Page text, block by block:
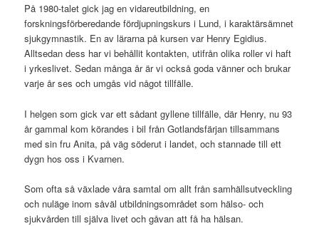
På 1980-talet gick jag en vidareutbildning, en
forskningsförberedande fördjupningskurs i Lund, i karaktärsämnet
sjukgymnastik. En av lärarna på kursen var Henry Egidius.
Alltsedan dess har vi behållit kontakten, utifrån olika roller vi haft
i yrkeslivet. Sedan många år är vi också goda vänner och brukar
varje år ses och umgås vid något tillfälle.
I helgen som gick var ett sådant gyllene tillfälle, där Henry, nu 93
år gammal kom körandes i bil från Gotlandsfärjan tillsammans
med sin fru Anita, på väg söderut i landet, och stannade till ett
dygn hos oss i Kvarnen.
Som ofta så växlade våra samtal om allt från samhällsutveckling
och nuläge inom såväl utbildningsområdet som hälso- och
sjukvården till själva livet och gåvan att få ha hälsan.